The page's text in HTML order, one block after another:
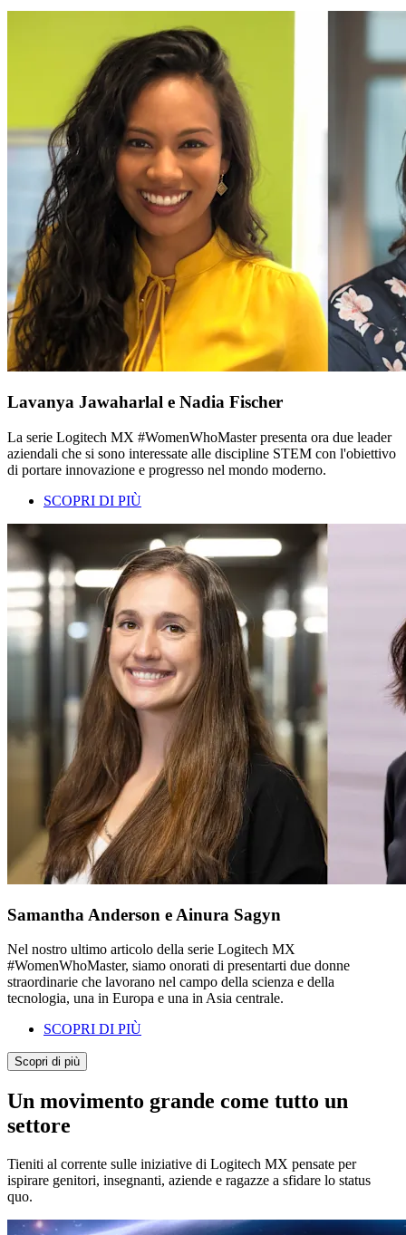
Lavanya Jawaharlal e Nadia Fischer
La serie Logitech MX #WomenWhoMaster presenta ora due leader
aziendali che si sono interessate alle discipline STEM con l'obiettivo
di portare innovazione e progresso nel mondo moderno.
SCOPRI DI PIÙ
Samantha Anderson e Ainura Sagyn
Nel nostro ultimo articolo della serie Logitech MX
#WomenWhoMaster, siamo onorati di presentarti due donne
straordinarie che lavorano nel campo della scienza e della
tecnologia, una in Europa e una in Asia centrale.
SCOPRI DI PIÙ
Scopri di più
Un movimento grande come tutto un
settore
Tieniti al corrente sulle iniziative di Logitech MX pensate per
ispirare genitori, insegnanti, aziende e ragazze a sfidare lo status
quo.